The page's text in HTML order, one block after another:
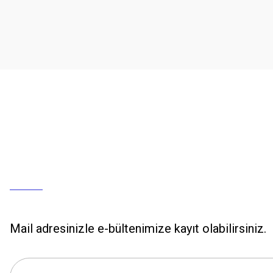
Mail adresinizle e-bültenimize kayıt olabilirsiniz.